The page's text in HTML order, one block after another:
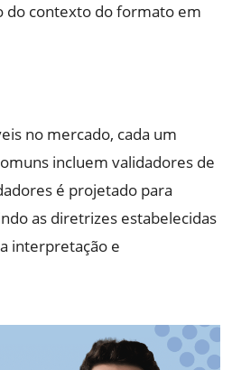
do contexto do formato em
no mercado, cada um
incluem validadores de
é projetado para
as diretrizes estabelecidas
interpretação e